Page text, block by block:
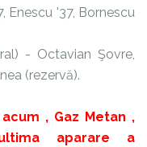
Enescu '37, Bornescu
- Octavian Şovre,
(rezervă).
, Gaz Metan ,
aparare a